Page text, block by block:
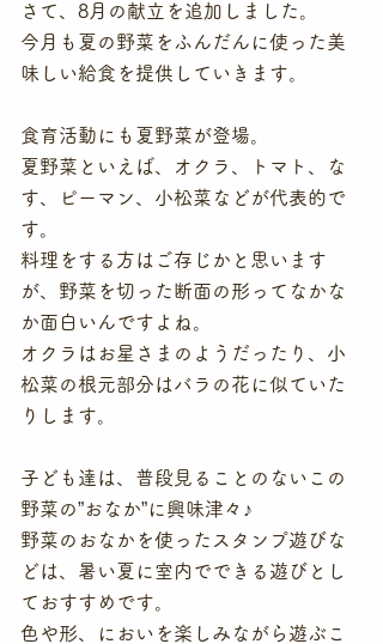
さて、8月の献立を追加しました。
今月も夏の野菜をふんだんに使った美
味しい給食を提供していきます。
食育活動にも夏野菜が登場。
夏野菜といえば、オクラ、トマト、な
す、ピーマン、小松菜などが代表的で
す。
料理をする方はご存じかと思います
が、野菜を切った断面の形ってなかな
か面白いんですよね。
オクラはお星さまのようだったり、小
松菜の根元部分はバラの花に似ていた
りします。
子ども達は、普段見ることのないこの
野菜の”おなか”に興味津々♪
野菜のおなかを使ったスタンプ遊びな
どは、暑い夏に室内でできる遊びとし
ておすすめです。
色や形、においを楽しみながら遊ぶこ